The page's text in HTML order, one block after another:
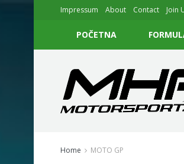
Impressum About Contact Join
POČETNA
Home MOTO GP